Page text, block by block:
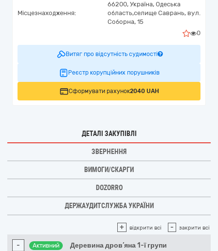
Місцезнаходження:
66200, Україна, Одеська
область,селище Саврань, вул.
Соборна, 15
0
Витяг про відсутність судимості
Реєстр корупційних порушників
Сформувати рахунок2040 UAH
ДЕТАЛІ ЗАКУПІВЛІ
ЗВЕРНЕННЯ
ВИМОГИ/СКАРГИ
DOZORRO
ДЕРЖАУДИТСЛУЖБА УКРАЇНИ
+ відкрити всі - закрити всі
- Активний Деревина дров’яна 1-ї групи